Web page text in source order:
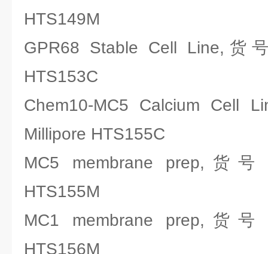
HTS149M
GPR68 Stable Cell Line,货
HTS153C
Chem10-MC5 Calcium Cell
Millipore HTS155C
MC5 membrane prep,货
HTS155M
MC1 membrane prep,货
HTS156M